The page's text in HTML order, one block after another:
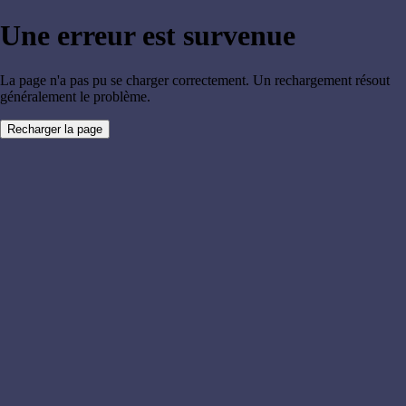
Une erreur est survenue
La page n'a pas pu se charger correctement. Un rechargement résout
généralement le problème.
Recharger la page